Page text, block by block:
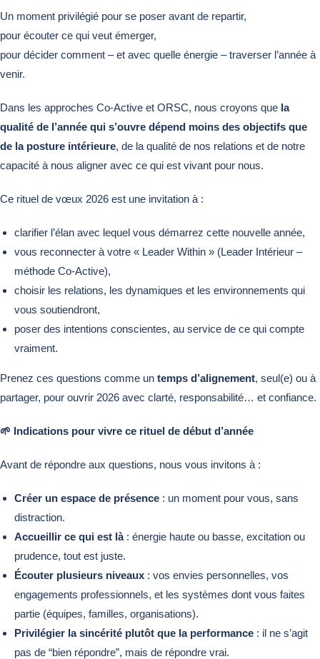
Un moment privilégié pour se poser avant de repartir,
pour écouter ce qui veut émerger,
pour décider comment – et avec quelle énergie – traverser l’année à
venir.
Dans les approches Co-Active et ORSC, nous croyons que la
qualité de l’année qui s’ouvre dépend moins des objectifs que
de la posture intérieure, de la qualité de nos relations et de notre
capacité à nous aligner avec ce qui est vivant pour nous.
Ce rituel de vœux 2026 est une invitation à :
clarifier l’élan avec lequel vous démarrez cette nouvelle année,
vous reconnecter à votre « Leader Within » (Leader Intérieur –
méthode Co-Active),
choisir les relations, les dynamiques et les environnements qui
vous soutiendront,
poser des intentions conscientes, au service de ce qui compte
vraiment.
Prenez ces questions comme un temps d’alignement, seul(e) ou à
partager, pour ouvrir 2026 avec clarté, responsabilité… et confiance.
🌱 Indications pour vivre ce rituel de début d’année
Avant de répondre aux questions, nous vous invitons à :
Créer un espace de présence : un moment pour vous, sans
distraction.
Accueillir ce qui est là: énergie haute ou basse, excitation ou
prudence, tout est juste.
Écouter plusieurs niveaux : vos envies personnelles, vos
engagements professionnels, et les systèmes dont vous faites
partie (équipes, familles, organisations).
Privilégier la sincérité plutôt que la performance : il ne s’agit
pas de “bien répondre”, mais de répondre vrai.